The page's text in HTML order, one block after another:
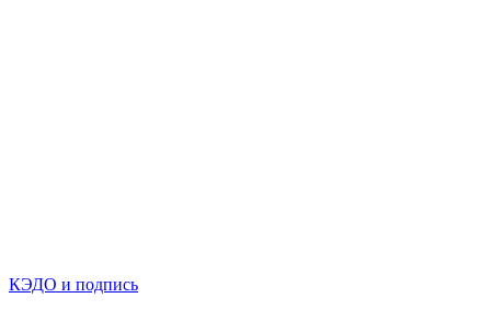
КЭДО и подпись